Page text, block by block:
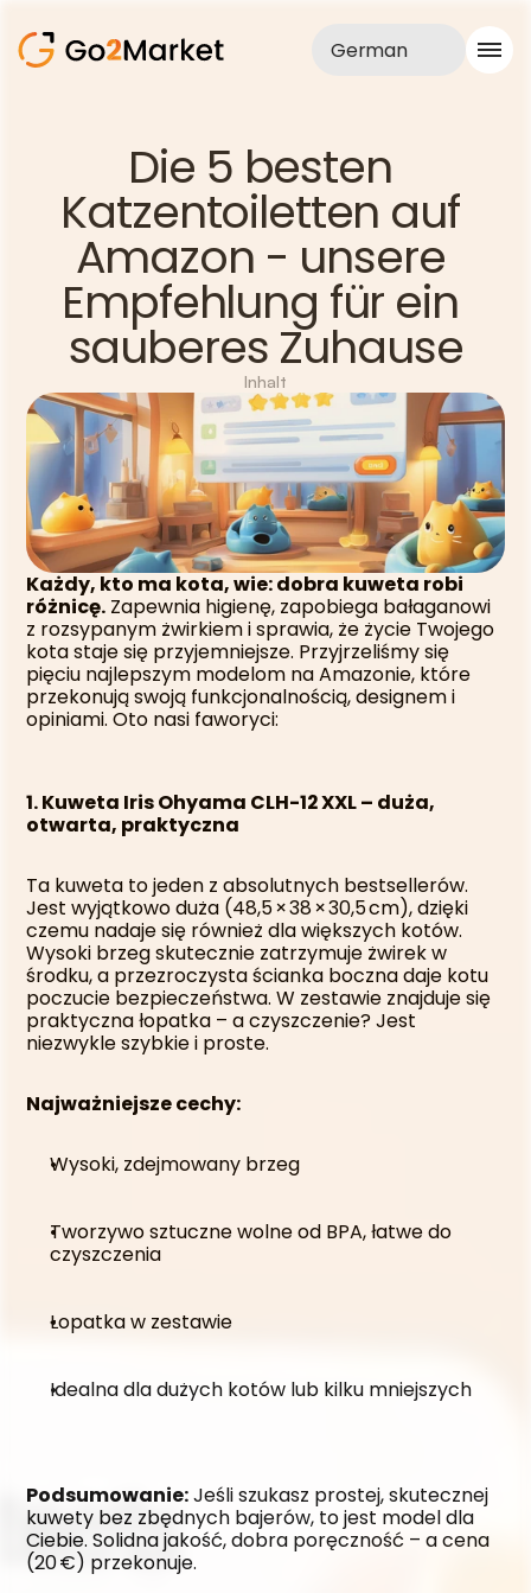
Realisationen
Fallstudie
Blog
Über uns
Dienstleistungen
German
Die 5 besten
Katzentoiletten auf
Amazon - unsere
Empfehlung für ein
sauberes Zuhause
Inhalt
Każdy, kto ma kota, wie: dobra kuweta robi
różnicę. Zapewnia higienę, zapobiega bałaganowi
z rozsypanym żwirkiem i sprawia, że życie Twojego
kota staje się przyjemniejsze. Przyjrzeliśmy się
pięciu najlepszym modelom na Amazonie, które
przekonują swoją funkcjonalnością, designem i
opiniami. Oto nasi faworyci:
1. Kuweta Iris Ohyama CLH-12 XXL – duża,
otwarta, praktyczna
Ta kuweta to jeden z absolutnych bestsellerów.
Jest wyjątkowo duża (48,5 × 38 × 30,5 cm), dzięki
czemu nadaje się również dla większych kotów.
Wysoki brzeg skutecznie zatrzymuje żwirek w
środku, a przezroczysta ścianka boczna daje kotu
poczucie bezpieczeństwa. W zestawie znajduje się
praktyczna łopatka – a czyszczenie? Jest
niezwykle szybkie i proste.
Najważniejsze cechy:
Wysoki, zdejmowany brzeg
Tworzywo sztuczne wolne od BPA, łatwe do
czyszczenia
Łopatka w zestawie
Idealna dla dużych kotów lub kilku mniejszych
Podsumowanie: Jeśli szukasz prostej, skutecznej
kuwety bez zbędnych bajerów, to jest model dla
Ciebie. Solidna jakość, dobra poręczność – a cena
(20 €) przekonuje.